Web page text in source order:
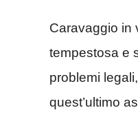
Caravaggio in
tempestosa e
problemi
quest’ultimo